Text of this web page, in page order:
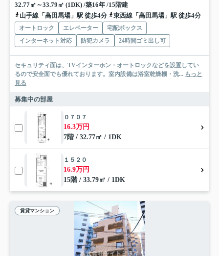
32.77㎡～33.79㎡ (1DK) /築16年 /15階建
山手線「高田馬場」駅 徒歩4分
東西線「高田馬場」駅 徒歩4分
オートロック エレベーター
宅配ボックス
インターネット対応
防犯カメラ 24時間ゴミ出し可
セキュリティ面は、TVインターホン・オートロックなどを設置してい
るので安全面でも優れております。室内設備は浴室乾燥機・洗... もっと
見る
募集中の部屋
０７０７
16.3万円
7階 / 32.77㎡ / 1DK
１５２０
16.9万円
15階 / 33.79㎡ / 1DK
賃貸マンション